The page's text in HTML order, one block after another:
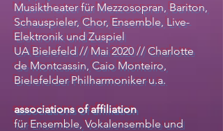
Musiktheater für Mezzosopran, Bariton,
Schauspieler, Chor, Ensemble, Live-
Elektronik und Zuspiel
UA Bielefeld // Mai 2020 // Charlotte
de Montcassin, Caio Monteiro,
Bielefelder Philharmoniker u.a.
associations of affiliation
für Ensemble, Vokalensemble und